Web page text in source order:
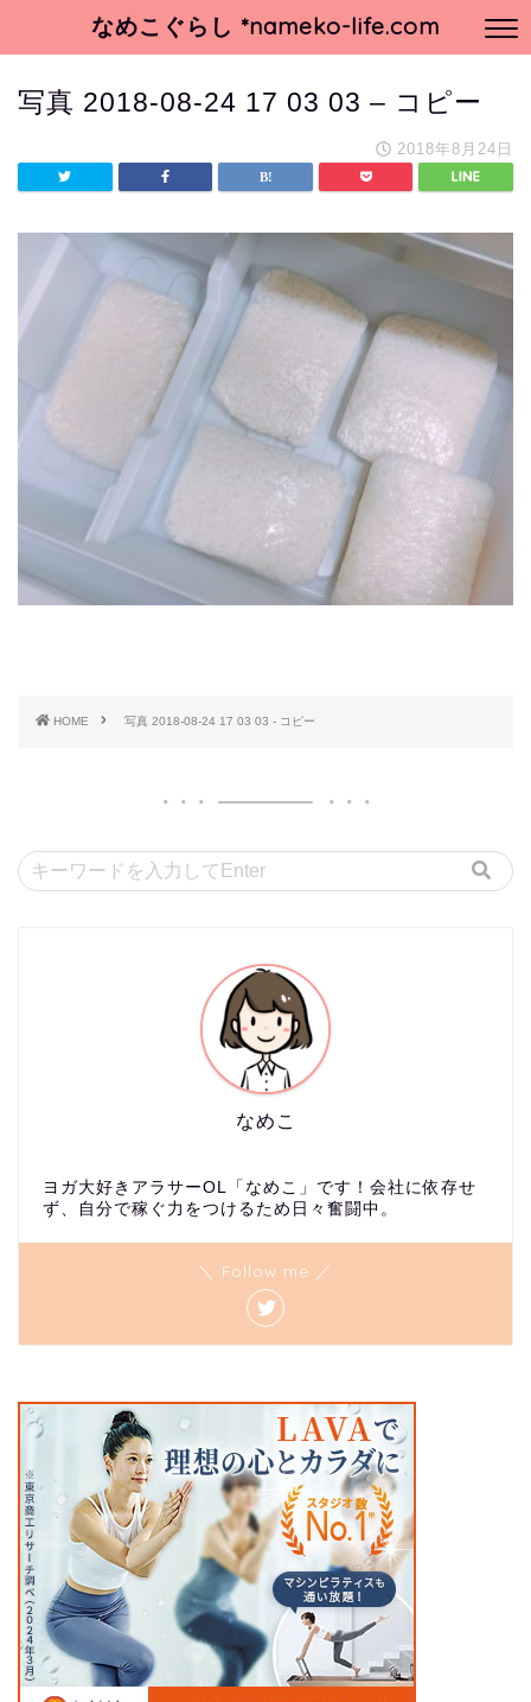
なめこぐらし *nameko-life.com
写真 2018-08-24 17 03 03 – コピー
2018年8月24日
HOME 写真 2018-08-24 17 03 03 - コピー
なめこ
ヨガ大好きアラサーOL「なめこ」です！会社に依存せ
ず、自分で稼ぐ力をつけるため日々奮闘中。
＼ Follow me ／